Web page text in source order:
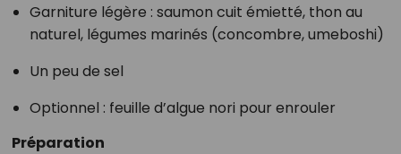
Garniture légère : saumon cuit émietté, thon au
naturel, légumes marinés (concombre, umeboshi)
Un peu de sel
Optionnel : feuille d’algue nori pour enrouler
Préparation